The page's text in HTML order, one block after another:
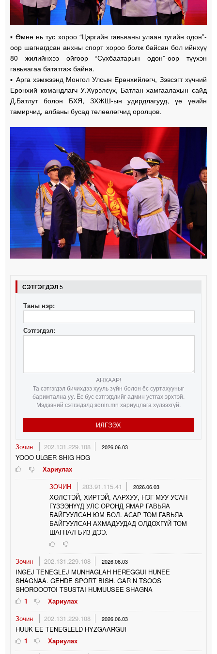
▪️ Өмнө нь тус хороо “Цэргийн гавьяаны улаан тугийн одон”-
оор шагнагдсан анхны спорт хороо болж байсан бол ийнхүү
80 жилийнхээ ойгоор “Сүхбаатарын одон”-оор түүхэн
гавьяагаа бататгаж байна.
▪️ Арга хэмжээнд Монгол Улсын Ерөнхийлөгч, Зэвсэгт хүчний
Ерөнхий командлагч У.Хүрэлсүх, Батлан хамгаалахын сайд
Д.Батлут болон БХЯ, ЗХЖШ-ын удирдлагууд, үе үеийн
тамирчид, албаны бусад төлөөлөгчид оролцов.
СЭТГЭГДЭЛ5
Таны нэр:
Сэтгэгдэл:
АНХААР!
Та сэтгэгдэл бичихдээ хууль зүйн болон ёс суртахууныг
баримтална уу. Ёс бус сэтгэгдлийг админ устгах эрхтэй.
Мэдээний сэтгэгдэлд sonin.mn хариуцлага хүлээхгүй.
ИЛГЭЭХ
Зочин 202.131.229.108 2026.06.03
YOOO ULGER SHIG HOG
Хариулах
ЗОЧИН
203.91.115.41 2026.06.03
ХӨЛСТЭЙ, ХИРТЭЙ, ААРХУУ, НЭГ МУУ УСАН
ГҮЗЭЭНҮҮД УЛС ОРОНД ЯМАР ГАВЬЯА
БАЙГУУЛСАН ЮМ БОЛ. АСАР ТОМ ГАВЬЯА
БАЙГУУЛСАН АХМАДУУДАД ОЛДОХГҮЙ ТОМ
ШАГНАЛ БИЗ ДЭЭ.
Зочин 202.131.229.108 2026.06.03
INGEJ TENEGLEJ MUNHAGLAH HEREGGUI HUNEE
SHAGNAA. GEHDE SPORT BISH. GAR N TSOOS
SHOROOOTOI TSUSTAI HUMUUSEE SHAGNA
1
Хариулах
Зочин
202.131.229.108 2026.06.03
HUUK EE TENEGLELD HYZGAARGUI
1
Хариулах